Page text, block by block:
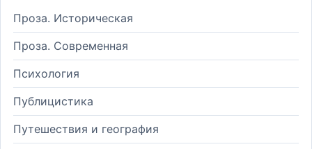
Проза. Историческая
Проза. Современная
Психология
Публицистика
Путешествия и география